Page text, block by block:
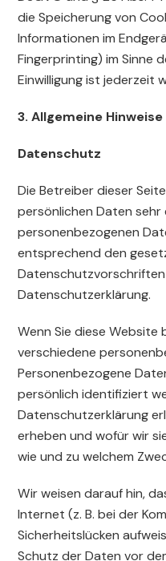
die Speicherung von
Informationen im
Fingerprinting) im Sinne
Einwilligung ist jederzeit
3. Allgemeine
Datenschutz
Die Betreiber dieser
persönlichen Daten sehr
personenbezogenen
entsprechend den
Datenschutzerklärung.
Wenn Sie diese Website
verschiedene
Personenbezogene
persönlich identifiziert
Datenschutzerklärung
erheben und wofür wir
wie und zu welchem
Wir weisen darauf hin,
Internet (z. B. bei der
Sicherheitslücken
Schutz der Daten vor